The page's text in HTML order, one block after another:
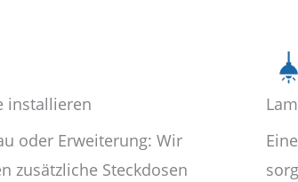
installieren
oder Erweiterung: Wir
zusätzliche Steckdosen